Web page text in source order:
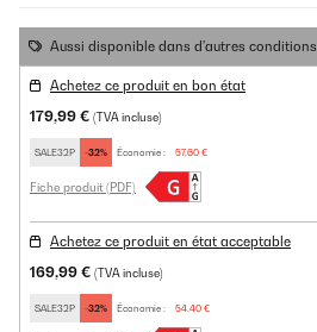
Aussi disponible dans d'autres conditions
Achetez ce produit en bon état
179,99 € (TVA incluse)
SALE32P -32% Économie : 57,60 €
Fiche produit (PDF)
Achetez ce produit en état acceptable
169,99 € (TVA incluse)
SALE32P -32% Économie : 54,40 €